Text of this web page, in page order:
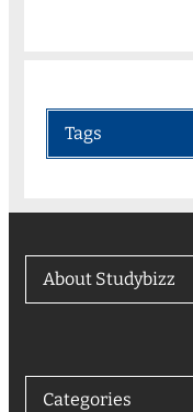
Tags
About Studybizz
Categories